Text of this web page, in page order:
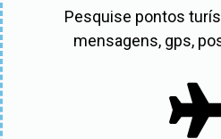
Pesquise pontos
mensagens, gps,